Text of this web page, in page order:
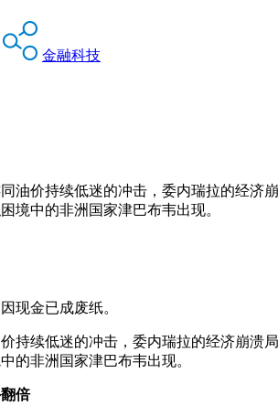
金融科技
油价持续低迷的冲击，委内瑞拉的经
中的非洲国家津巴布韦出现。
金已成废纸。
续低迷的冲击，委内瑞拉的经济崩溃
非洲国家津巴布韦出现。
倍